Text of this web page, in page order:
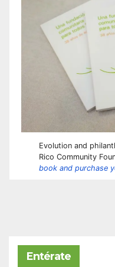
Evolution and
Rico Community
book and purchase
Entérate